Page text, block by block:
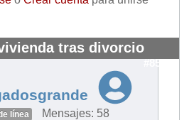
tras divorcio
#8562
línea Mensajes: 58